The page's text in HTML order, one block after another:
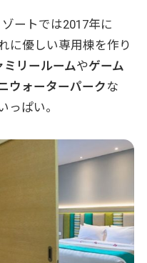
ートでは2017年に
に優しい専用棟を作り
ミリールームやゲーム
ウォーターパーク な
っぱい。